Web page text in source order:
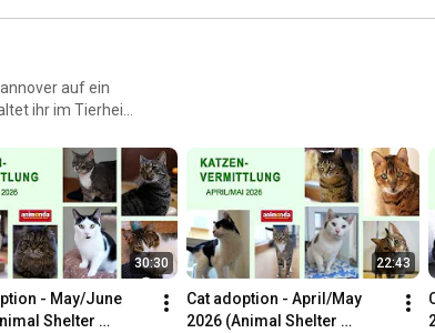
auf ein
ihr im Tierheim
wurden. Wir
30:30
- May/June
Shelter
22:43
Cat adoption - April/May
2026 (Animal Shelter